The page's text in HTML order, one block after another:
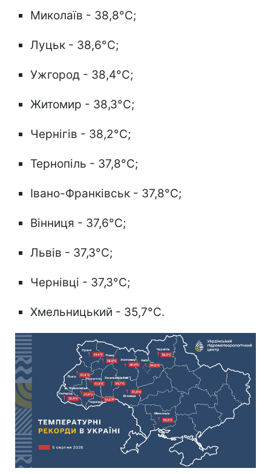
Миколаїв - 38,8°C;
Луцьк - 38,6°C;
Ужгород - 38,4°C;
Житомир - 38,3°C;
Чернігів - 38,2°C;
Тернопіль - 37,8°C;
Івано-Франківськ - 37,8°C;
Вінниця - 37,6°C;
Львів - 37,3°C;
Чернівці - 37,3°C;
Хмельницький - 35,7°C.